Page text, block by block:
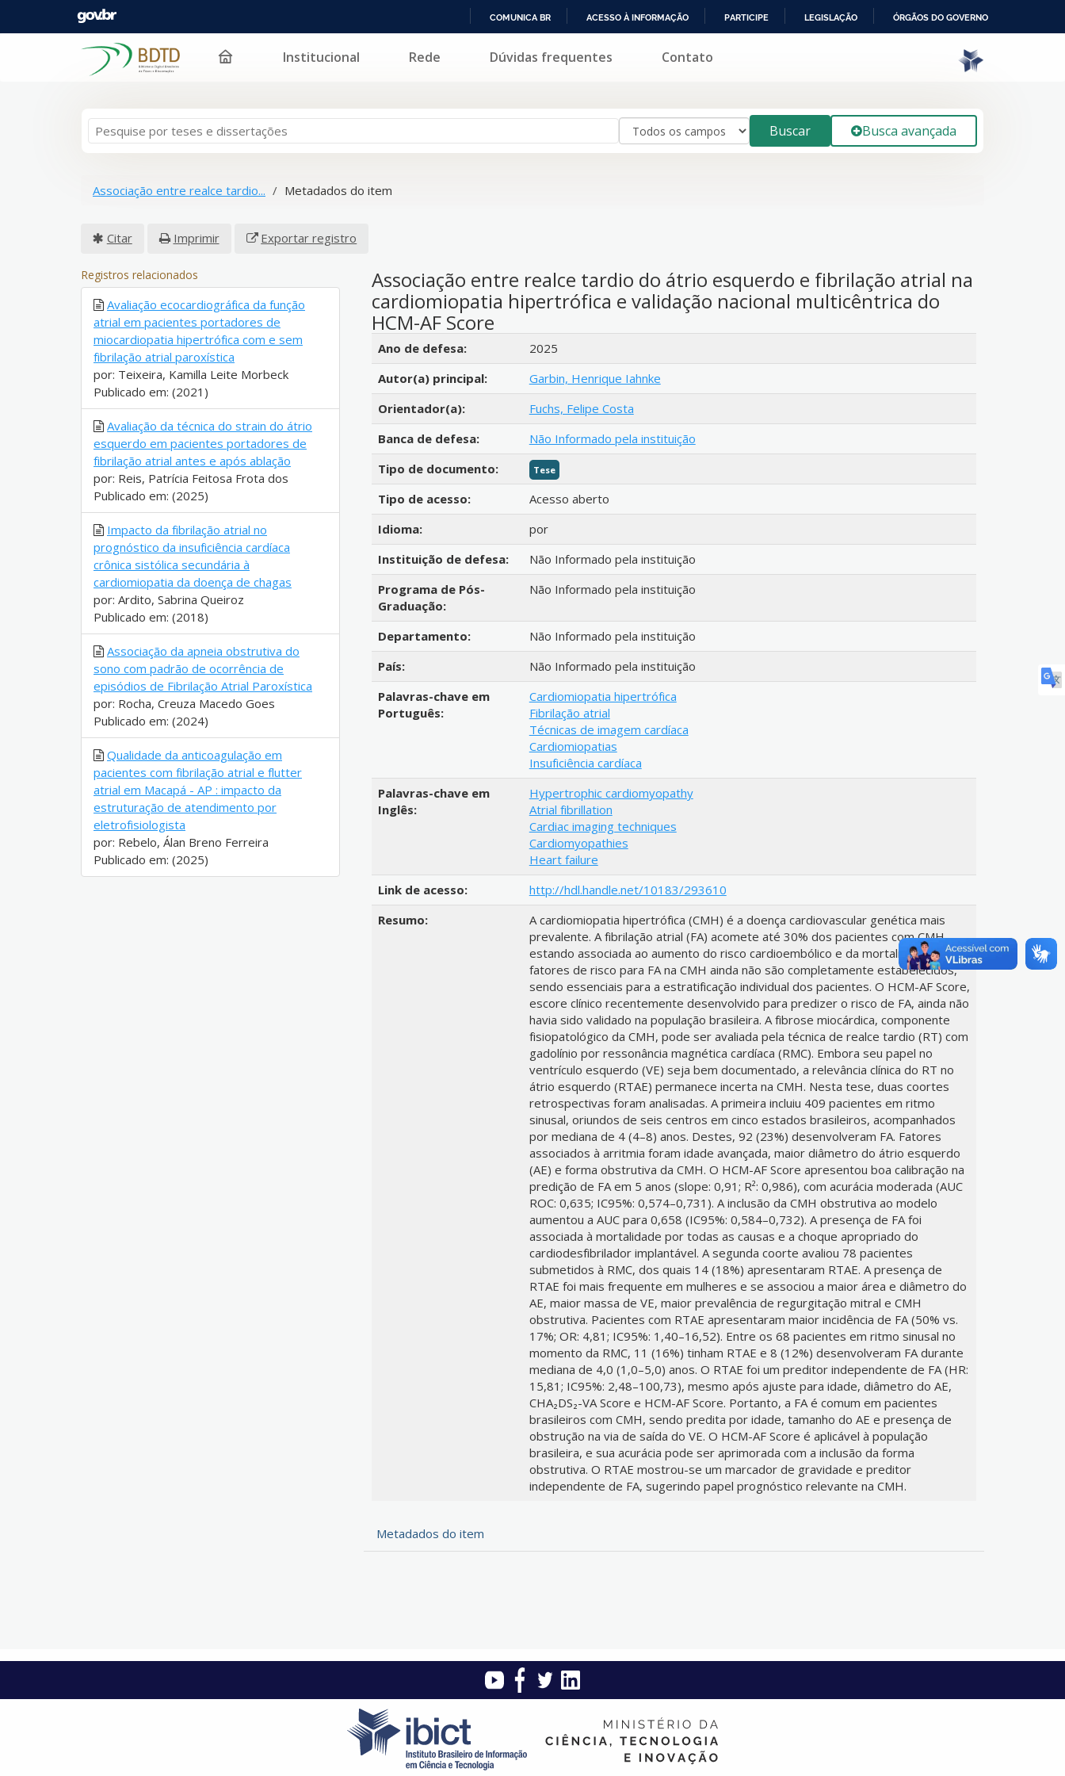
PARA
COMUNICA BR ACESSO À INFORMAÇÃO PARTICIPE LEGISLAÇÃO ÓRGÃOS DO GOVERNO
Pular para o conteúdo Institucional Rede Dúvidas frequentes Contato
Buscar Busca avançada
Associação entre realce tardio... Metadados do item
Citar Imprimir Exportar registro
Associação entre realce tardio do átrio esquerdo e fibrilação atrial na
cardiomiopatia hipertrófica e validação nacional multicêntrica do
HCM-AF Score
Detalhes bibliográficos
Ano de defesa:
2025
Autor(a) principal:
Garbin, Henrique Iahnke
Orientador(a):
Fuchs, Felipe Costa
Banca de defesa:
Não Informado pela instituição
Tipo de documento:
Tese
Tipo de acesso:
Acesso aberto
Idioma:
por
Instituição de defesa:
Não Informado pela instituição
Programa de Pós-
Graduação:
Não Informado pela instituição
Departamento:
Não Informado pela instituição
País:
Não Informado pela instituição
Palavras-chave em
Português:
Cardiomiopatia hipertrófica
Fibrilação atrial
Técnicas de imagem cardíaca
Cardiomiopatias
Insuficiência cardíaca
Palavras-chave em
Inglês:
Hypertrophic cardiomyopathy
Atrial fibrillation
Cardiac imaging techniques
Cardiomyopathies
Heart failure
Link de acesso:
http://hdl.handle.net/10183/293610
Resumo:
A cardiomiopatia hipertrófica (CMH) é a doença cardiovascular genética mais
prevalente. A fibrilação atrial (FA) acomete até 30% dos pacientes com CMH,
estando associada ao aumento do risco cardioembólico e da mortalidade. Os
fatores de risco para FA na CMH ainda não são completamente estabelecidos,
sendo essenciais para a estratificação individual dos pacientes. O HCM-AF Score,
escore clínico recentemente desenvolvido para predizer o risco de FA, ainda não
havia sido validado na população brasileira. A fibrose miocárdica, componente
fisiopatológico da CMH, pode ser avaliada pela técnica de realce tardio (RT) com
gadolínio por ressonância magnética cardíaca (RMC). Embora seu papel no
ventrículo esquerdo (VE) seja bem documentado, a relevância clínica do RT no
átrio esquerdo (RTAE) permanece incerta na CMH. Nesta tese, duas coortes
retrospectivas foram analisadas. A primeira incluiu 409 pacientes em ritmo
sinusal, oriundos de seis centros em cinco estados brasileiros, acompanhados
por mediana de 4 (4–8) anos. Destes, 92 (23%) desenvolveram FA. Fatores
associados à arritmia foram idade avançada, maior diâmetro do átrio esquerdo
(AE) e forma obstrutiva da CMH. O HCM-AF Score apresentou boa calibração na
predição de FA em 5 anos (slope: 0,91; R²: 0,986), com acurácia moderada (AUC
ROC: 0,635; IC95%: 0,574–0,731). A inclusão da CMH obstrutiva ao modelo
aumentou a AUC para 0,658 (IC95%: 0,584–0,732). A presença de FA foi
associada à mortalidade por todas as causas e a choque apropriado do
cardiodesfibrilador implantável. A segunda coorte avaliou 78 pacientes
submetidos à RMC, dos quais 14 (18%) apresentaram RTAE. A presença de
RTAE foi mais frequente em mulheres e se associou a maior área e diâmetro do
AE, maior massa de VE, maior prevalência de regurgitação mitral e CMH
obstrutiva. Pacientes com RTAE apresentaram maior incidência de FA (50% vs.
17%; OR: 4,81; IC95%: 1,40–16,52). Entre os 68 pacientes em ritmo sinusal no
momento da RMC, 11 (16%) tinham RTAE e 8 (12%) desenvolveram FA durante
mediana de 4,0 (1,0–5,0) anos. O RTAE foi um preditor independente de FA (HR:
15,81; IC95%: 2,48–100,73), mesmo após ajuste para idade, diâmetro do AE,
CHA₂DS₂-VA Score e HCM-AF Score. Portanto, a FA é comum em pacientes
brasileiros com CMH, sendo predita por idade, tamanho do AE e presença de
obstrução na via de saída do VE. O HCM-AF Score é aplicável à população
brasileira, e sua acurácia pode ser aprimorada com a inclusão da forma
obstrutiva. O RTAE mostrou-se um marcador de gravidade e preditor
independente de FA, sugerindo papel prognóstico relevante na CMH.
Metadados do item
Registros relacionados
Avaliação ecocardiográfica da função
atrial em pacientes portadores de
miocardiopatia hipertrófica com e sem
fibrilação atrial paroxística
por: Teixeira, Kamilla Leite Morbeck
Publicado em: (2021)
Avaliação da técnica do strain do átrio
esquerdo em pacientes portadores de
fibrilação atrial antes e após ablação
por: Reis, Patrícia Feitosa Frota dos
Publicado em: (2025)
Impacto da fibrilação atrial no
prognóstico da insuficiência cardíaca
crônica sistólica secundária à
cardiomiopatia da doença de chagas
por: Ardito, Sabrina Queiroz
Publicado em: (2018)
Associação da apneia obstrutiva do
sono com padrão de ocorrência de
episódios de Fibrilação Atrial Paroxística
por: Rocha, Creuza Macedo Goes
Publicado em: (2024)
Qualidade da anticoagulação em
pacientes com fibrilação atrial e flutter
atrial em Macapá - AP : impacto da
estruturação de atendimento por
eletrofisiologista
por: Rebelo, Álan Breno Ferreira
Publicado em: (2025)